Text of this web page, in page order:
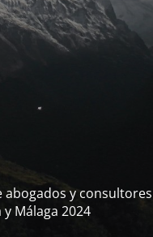
y consultores
Málaga 2024